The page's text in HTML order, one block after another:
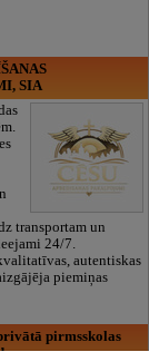
SIA
transportam un
24/7.
autentiskas
piemiņas
pirmsskolas